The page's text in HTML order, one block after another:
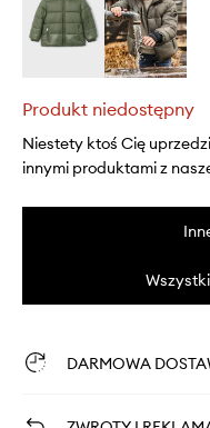
Produkt niedostępny
Niestety ktoś Cię
innymi produktami z
DARMOWA